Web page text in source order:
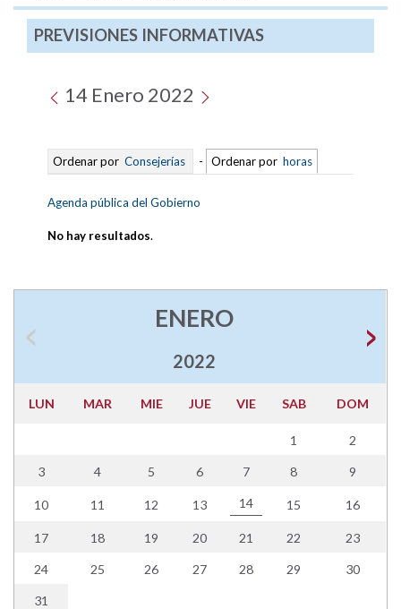
PREVISIONES INFORMATIVAS
14 Enero 2022
Ordenar por Consejerías - Ordenar por horas
Agenda pública del Gobierno
No hay resultados.
ENERO
2022
LUN MAR MIE JUE VIE SAB DOM
1 2
3 4 5 6 7 8 9
10 11 12 13 14 15 16
17 18 19 20 21 22 23
24 25 26 27 28 29 30
31